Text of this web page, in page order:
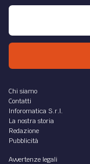
Chi siamo
Contatti
Inforomatica S.r.l.
La nostra storia
Redazione
Pubblicità
Avvertenze legali